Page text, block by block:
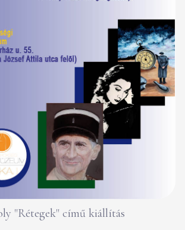
"Rétegek" című kiállítás